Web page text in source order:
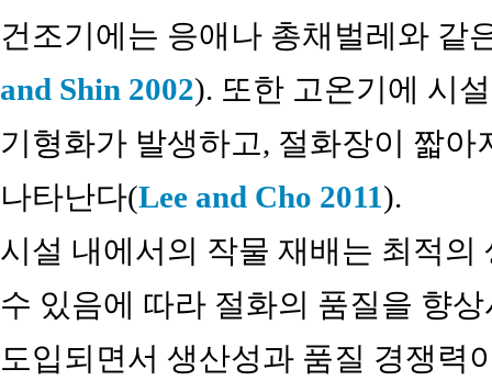
건조기에는 응애나 총채벌레와 같
and Shin 2002). 또한 고온기에 시
기형화가 발생하고, 절화장이 짧
나타난다(Lee and Cho 2011).
시설 내에서의 작물 재배는 최적
수 있음에 따라 절화의 품질을 향
도입되면서 생산성과 품질 경쟁력